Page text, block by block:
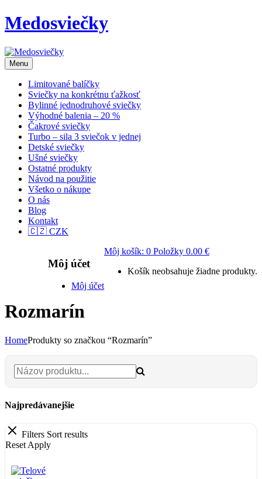
Medosviečky
Menu
Limitované balíčky
Sviečky na konkrétnu ťažkosť
Bylinné jednodruhové sviečky
Výhodné balenia – 20 %
Čakrové sviečky
Turbo – sila 3 sviečok v jednej
Detské sviečky
Ušné sviečky
Ostatné produkty
Návod na použitie
Všetko o nákupe
O nás
Blog
Kontakt
🇨🇿 CZK
Môj košík: 0 Položky 0.00 €
Košík neobsahuje žiadne produkty.
Môj účet
Môj účet
Rozmarín
HomeProdukty so značkou “Rozmarín”
Najpredávanejšie
Filters Sort results
Reset Apply